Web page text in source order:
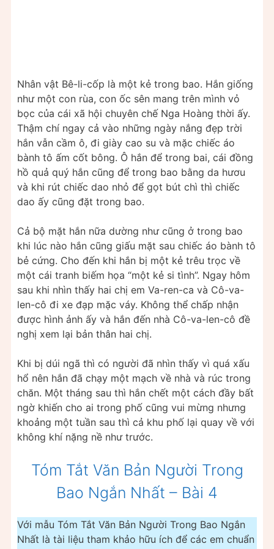
Nhân vật Bê-li-cốp là một kẻ trong bao. Hắn giống
như một con rùa, con ốc sên mang trên mình vỏ
bọc của cái xã hội chuyên chế Nga Hoàng thời ấy.
Thậm chí ngay cả vào những ngày nắng đẹp trời
hắn vẫn cầm ô, đi giày cao su và mặc chiếc áo
bành tô ấm cốt bông. Ô hắn để trong bai, cái đồng
hồ quả quý hắn cũng để trong bao bằng da hươu
và khi rút chiếc dao nhỏ để gọt bút chì thì chiếc
dao ấy cũng đặt trong bao.
Cả bộ mặt hắn nữa dường như cũng ở trong bao
khi lúc nào hắn cũng giấu mặt sau chiếc áo bành tô
bẻ cứng. Cho đến khi hắn bị một kẻ trêu trọc về
một cái tranh biếm họa “một kẻ si tình”. Ngay hôm
sau khi nhìn thấy hai chị em Va-ren-ca và Cô-va-
len-cô đi xe đạp mặc váy. Không thể chấp nhận
được hình ảnh ấy và hắn đến nhà Cô-va-len-cô đề
nghị xem lại bản thân hai chị.
Khi bị dúi ngã thì có người đã nhìn thấy vì quá xấu
hổ nên hắn đã chạy một mạch về nhà và rúc trong
chăn. Một tháng sau thì hắn chết một cách đầy bất
ngờ khiến cho ai trong phố cũng vui mừng nhưng
khoảng một tuần sau thì cả khu phố lại quay về với
không khí nặng nề như trước.
Tóm Tắt Văn Bản Người Trong
Bao Ngắn Nhất – Bài 4
Với mẫu Tóm Tắt Văn Bản Người Trong Bao Ngắn
Nhất là tài liệu tham khảo hữu ích để các em chuẩn